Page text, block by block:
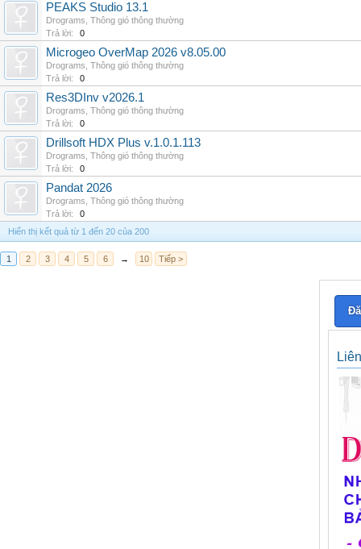
PEAKS Studio 13.1
Drograms Thông gió thông thường
Trả lời:
0
Microgeo OverMap 2026 v8.05.00
Drograms Thông gió thông thường
Trả lời:
0
Res3DInv v2026.1
Drograms Thông gió thông thường
Trả lời:
0
Drillsoft HDX Plus v.1.0.1.113
Drograms Thông gió thông thường
Trả lời:
0
Pandat 2026
Drograms Thông gió thông thường
Trả lời:
0
Hiển thị kết quả từ 1 đến 20 của 200
1 2 3 4 5 6 → 10 Tiếp >